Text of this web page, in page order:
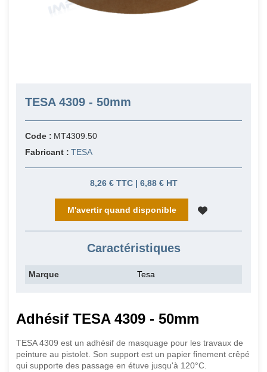
TESA 4309 - 50mm
Code : MT4309.50
Fabricant : TESA
8,26 € TTC | 6,88 € HT
M'avertir quand disponible
Caractéristiques
Marque Tesa
Adhésif TESA 4309 - 50mm
TESA 4309 est un adhésif de masquage pour les travaux de
peinture au pistolet. Son support est un papier finement crêpé
qui supporte des passage en étuve jusqu'à 120°C.